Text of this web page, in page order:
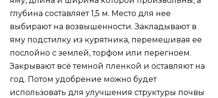
глубина составляет 1,5 м. Место для нее
выбирают на возвышенности. Закладывают в
яму подстилку из курятника, перемешивая ее
послойно с землей, торфом или перегноем.
Закрывают всё темной пленкой и оставляют на
год. Потом удобрение можно будет
использовать для улучшения структуры почвы